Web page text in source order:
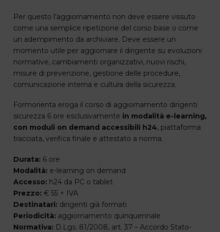
Per questo l’aggiornamento non deve essere vissuto
come una semplice ripetizione del corso base o come
un adempimento da archiviare. Deve essere un
momento utile per aggiornare il dirigente su evoluzioni
normative, cambiamenti organizzativi, nuovi rischi,
misure di prevenzione, gestione delle procedure,
comunicazione interna e cultura della sicurezza.
Formorienta eroga il corso di aggiornamento dirigenti
sicurezza 6 ore esclusivamente in modalità e-learning,
con moduli on demand accessibili h24, piattaforma
tracciata, verifica finale e attestato a norma.
Durata: 6 ore
Modalità: e-learning on demand
Accesso: h24 da PC o tablet
Prezzo: € 55 + IVA
Destinatari: dirigenti già formati
Periodicità: aggiornamento quinquennale
Normativa: D.Lgs. 81/2008, art. 37 – Accordo Stato-